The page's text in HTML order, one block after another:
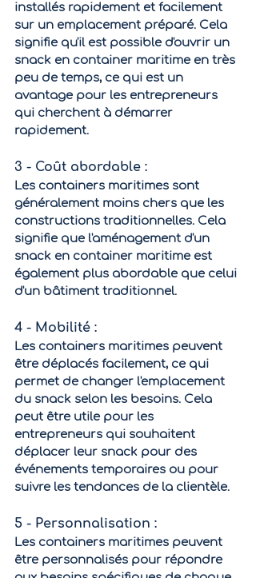
installés rapidement et facilement
sur un emplacement préparé. Cela
signifie qu'il est possible d'ouvrir un
snack en container maritime en très
peu de temps, ce qui est un
avantage pour les entrepreneurs
qui cherchent à démarrer
rapidement.
3 - Coût abordable :
Les containers maritimes sont
généralement moins chers que les
constructions traditionnelles. Cela
signifie que l'aménagement d'un
snack en container maritime est
également plus abordable que celui
d'un bâtiment traditionnel.
4 - Mobilité :
Les containers maritimes peuvent
être déplacés facilement, ce qui
permet de changer l'emplacement
du snack selon les besoins. Cela
peut être utile pour les
entrepreneurs qui souhaitent
déplacer leur snack pour des
événements temporaires ou pour
suivre les tendances de la clientèle.
5 - Personnalisation :
Les containers maritimes peuvent
être personnalisés pour répondre